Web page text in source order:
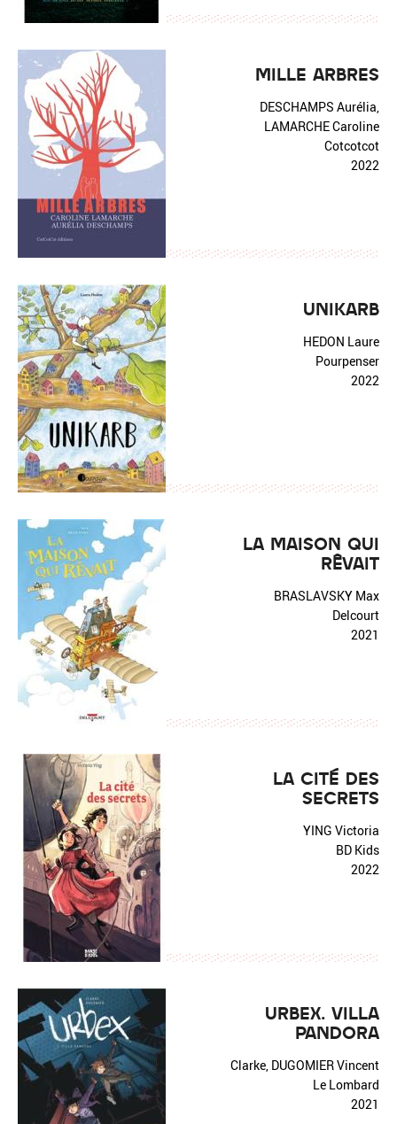
MILLE ARBRES
DESCHAMPS Aurélia,
LAMARCHE Caroline
Cotcotcot
2022
UNIKARB
HEDON Laure
Pourpenser
2022
LA MAISON QUI
RÊVAIT
BRASLAVSKY Max
Delcourt
2021
LA CITÉ DES
SECRETS
YING Victoria
BD Kids
2022
URBEX. VILLA
PANDORA
Clarke, DUGOMIER Vincent
Le Lombard
2021